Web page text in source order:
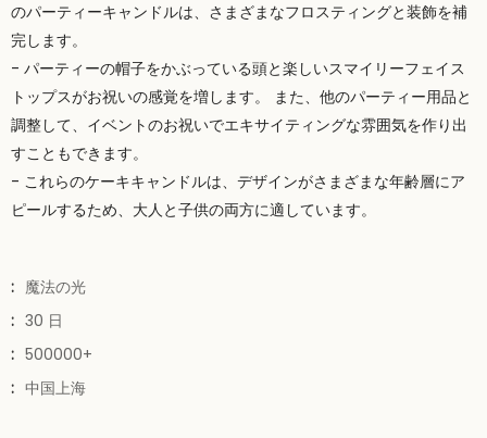
のパーティーキャンドルは、さまざまなフロスティングと装飾を補
完します。
- パーティーの帽子をかぶっている頭と楽しいスマイリーフェイス
トップスがお祝いの感覚を増します。 また、他のパーティー用品と
調整して、イベントのお祝いでエキサイティングな雰囲気を作り出
すこともできます。
- これらのケーキキャンドルは、デザインがさまざまな年齢層にア
ピールするため、大人と子供の両方に適しています。
: 魔法の光
: 30 日
: 500000+
: 中国上海